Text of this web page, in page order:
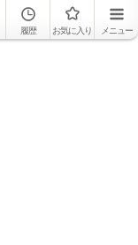
履歴 お気に入り メニュー